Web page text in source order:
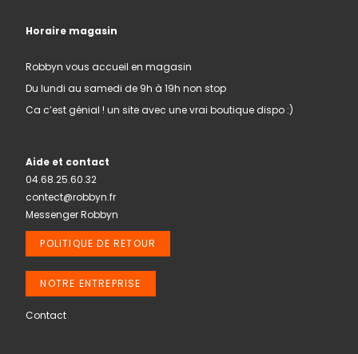
Horaire magasin
Robbyn vous accueil en magasin
Du lundi au samedi de 9h à 19h non stop
Ca c’est génial ! un site avec une vrai boutique dispo :)
Aide et contact
04.68.25.60.32
contect@robbyn.fr
Messenger Robbyn
POLITIQUE DE RETOUR
NOTRE ENTREPRISE
Contact